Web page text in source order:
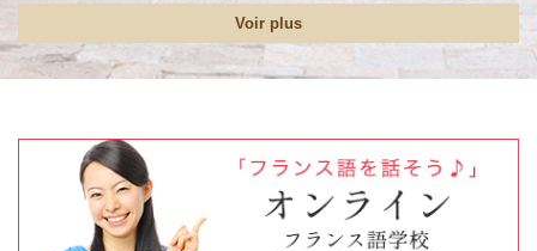
Voir plus